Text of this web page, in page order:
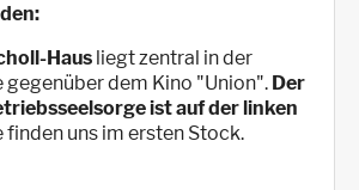
Haus liegt zentral in der
dem Kino "Union". Der
ist auf der linken
finden uns im ersten Stock.